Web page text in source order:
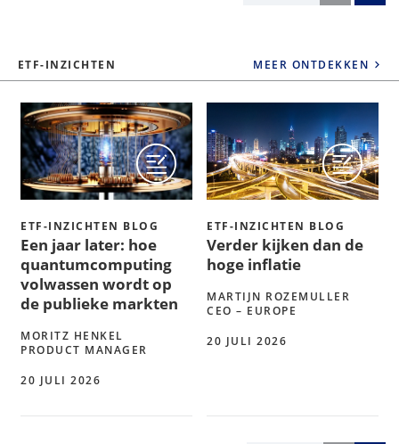
ETF-INZICHTEN MEER ONTDEKKEN
ETF-INZICHTEN BLOG
Een jaar later: hoe
quantumcomputing
volwassen wordt op
de publieke markten
MORITZ HENKEL
PRODUCT MANAGER
20 JULI 2026
ETF-INZICHTEN BLOG
Verder kijken dan de
hoge inflatie
MARTIJN ROZEMULLER
CEO – EUROPE
20 JULI 2026